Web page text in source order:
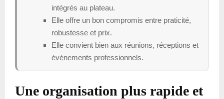
intégrés au plateau.
Elle offre un bon compromis entre praticité,
robustesse et prix.
Elle convient bien aux réunions, réceptions et
événements professionnels.
Une organisation plus rapide et